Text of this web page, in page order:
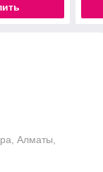
Алматы,